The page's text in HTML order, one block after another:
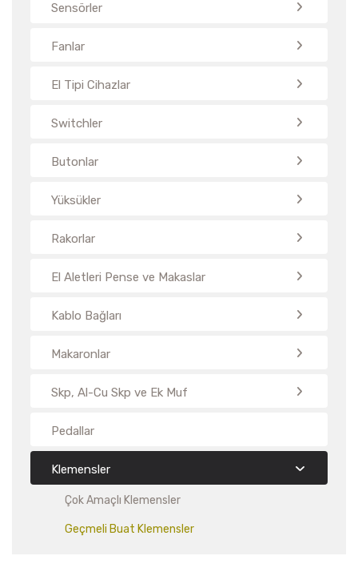
Sensörler
Fanlar
El Tipi Cihazlar
Switchler
Butonlar
Yüksükler
Rakorlar
El Aletleri Pense ve Makaslar
Kablo Bağları
Makaronlar
Skp, Al-Cu Skp ve Ek Muf
Pedallar
Klemensler
Çok Amaçlı Klemensler
Geçmeli Buat Klemensler